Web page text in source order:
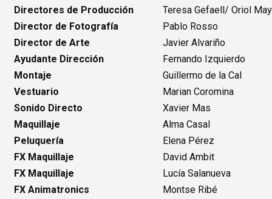
Directores de Producción
Teresa Gefaell/ Oriol
Director de Fotografía
Pablo Rosso
Director de Arte
Javier Alvariño
Ayudante Dirección
Fernando Izquierdo
Montaje
Guillermo de la Cal
Vestuario
Marian Coromina
Sonido Directo
Xavier Mas
Maquillaje
Alma Casal
Peluquería
Elena Pérez
FX Maquillaje
David Ambit
FX Maquillaje
Lucía Salanueva
FX Animatronics
Montse Ribé